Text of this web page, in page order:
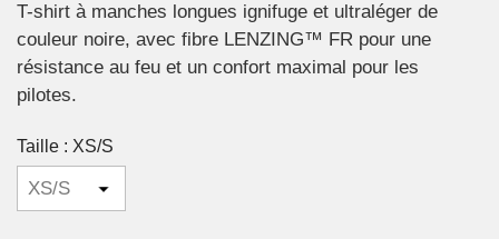
T-shirt à manches longues ignifuge et ultraléger de
couleur noire, avec fibre LENZING™ FR pour une
résistance au feu et un confort maximal pour les
pilotes.
Taille : XS/S